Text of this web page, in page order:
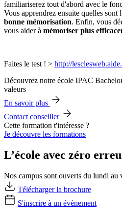
familiariserez tout d'abord avec le
Vous apprendrez ensuite quelles sont
bonne mémorisation. Enfin, vous
vous aider à mémoriser plus
Faites le test ! > http://
Découvrez notre école IPAC
valeurs
En savoir plus
Contact conseiller
Cette formation t'intéresse ?
Je découvre les formations
L’école avec zéro
Nos campus sont ouverts du lundi au
Télécharger la brochure
S'inscrire à un évènement